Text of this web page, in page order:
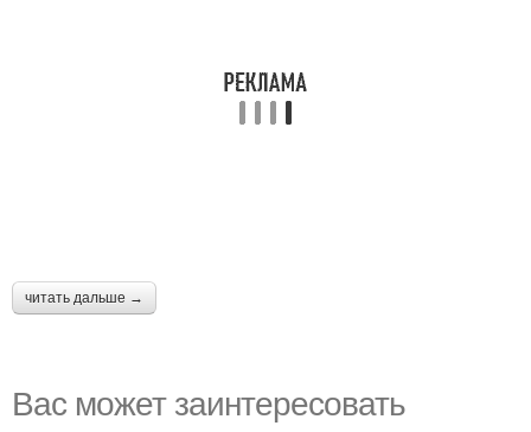
читать дальше →
Вас может заинтересовать